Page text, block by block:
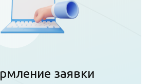
заявки